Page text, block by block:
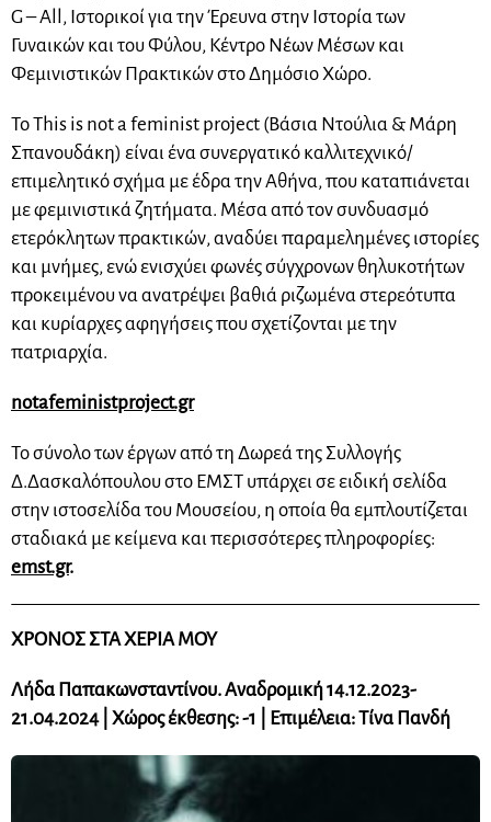
G – All, Ιστορικοί για την Έρευνα στην Ιστορία των
Γυναικών και του Φύλου, Κέντρο Νέων Μέσων και
Φεμινιστικών Πρακτικών στο Δημόσιο Χώρο.
To This is not a feminist project (Βάσια Ντούλια & Μάρη
Σπανουδάκη) είναι ένα συνεργατικό καλλιτεχνικό/
επιμελητικό σχήμα με έδρα την Αθήνα, που καταπιάνεται
με φεμινιστικά ζητήματα. Μέσα από τον συνδυασμό
ετερόκλητων πρακτικών, αναδύει παραμελημένες ιστορίες
και μνήμες, ενώ ενισχύει φωνές σύγχρονων θηλυκοτήτων
προκειμένου να ανατρέψει βαθιά ριζωμένα στερεότυπα
και κυρίαρχες αφηγήσεις που σχετίζονται με την
πατριαρχία.
notafeministproject.gr
Το σύνολο των έργων από τη Δωρεά της Συλλογής
Δ.Δασκαλόπουλου στο ΕΜΣΤ υπάρχει σε ειδική σελίδα
στην ιστοσελίδα του Μουσείου, η οποία θα εμπλουτίζεται
σταδιακά με κείμενα και περισσότερες πληροφορίες:
emst.gr.
ΧΡΟΝΟΣ ΣΤΑ ΧΕΡΙΑ ΜΟΥ
Λήδα Παπακωνσταντίνου. Αναδρομική 14.12.2023-
21.04.2024 | Χώρος έκθεσης: -1 | Επιμέλεια: Τίνα Πανδή